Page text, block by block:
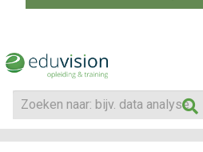
CATEGORIE